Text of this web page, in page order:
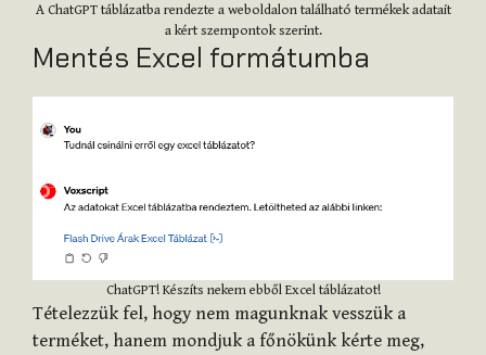
A ChatGPT táblázatba rendezte a weboldalon található termékek adatait
a kért szempontok szerint.
Mentés Excel formátumba
ChatGPT! Készíts nekem ebből Excel táblázatot!
Tételezzük fel, hogy nem magunknak vesszük a
terméket, hanem mondjuk a főnökünk kérte meg,